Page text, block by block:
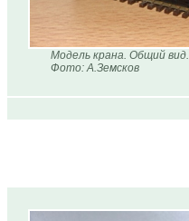
Модель крана. Общий вид.
Фото: А.Земсков